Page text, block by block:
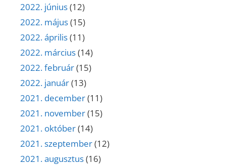
2022. június(12)
2022. május(15)
2022. április(11)
2022. március(14)
2022. február(15)
2022. január(13)
2021. december(11)
2021. november(15)
2021. október(14)
2021. szeptember(12)
2021. augusztus(16)